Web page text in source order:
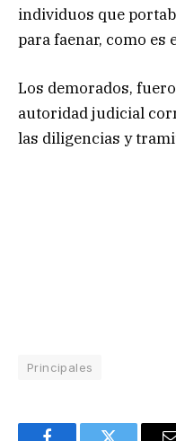
individuos que
para faenar, como es
Los demorados,
autoridad judicial
las diligencias y
Principales